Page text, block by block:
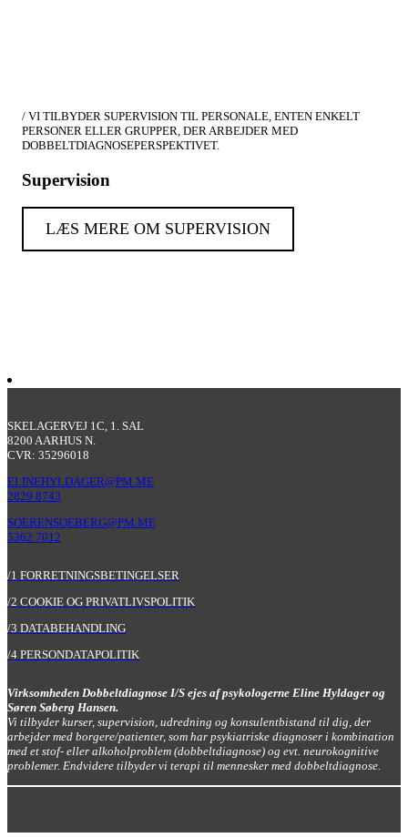
/ VI TILBYDER SUPERVISION TIL PERSONALE, ENTEN ENKELT
PERSONER ELLER GRUPPER, DER ARBEJDER MED
DOBBELTDIAGNOSEPERSPEKTIVET.
Supervision
LÆS MERE OM SUPERVISION
SKELAGERVEJ 1C, 1. SAL
8200 AARHUS N.
CVR: 35296018
ELINEHYLDAGER@PM.ME
2829 8743
SOERENSOEBERG@PM.ME
5362 7012
/1 FORRETNINGSBETINGELSER
/2 COOKIE OG PRIVATLIVSPOLITIK
/3 DATABEHANDLING
/4 PERSONDATAPOLITIK
Virksomheden Dobbeltdiagnose I/S ejes af psykologerne Eline Hyldager og
Søren Søberg Hansen.
Vi tilbyder kurser, supervision, udredning og konsulentbistand til dig, der
arbejder med borgere/patienter, som har psykiatriske diagnoser i kombination
med et stof- eller alkoholproblem (dobbeltdiagnose) og evt. neurokognitive
problemer. Endvidere tilbyder vi terapi til mennesker med dobbeltdiagnose.